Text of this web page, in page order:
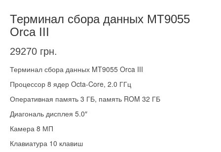
Терминал сбора данных MT9055
Orca III
29270 грн.
Терминал сбора данных MT9055 Orca III
Процессор 8 ядер Octa-Core, 2.0 ГГц
Оперативная память 3 ГБ, память ROM 32 ГБ
Диагональ дисплея 5.0″
Камера 8 МП
Клавиатура 10 клавиш